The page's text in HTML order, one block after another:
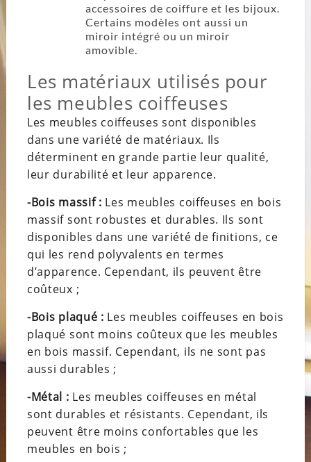
accessoires de coiffure et les bijoux.
Certains modèles ont aussi un
miroir intégré ou un miroir
amovible.
Les matériaux utilisés pour
les meubles coiffeuses
Les meubles coiffeuses sont disponibles
dans une variété de matériaux. Ils
déterminent en grande partie leur qualité,
leur durabilité et leur apparence.
-Bois massif : Les meubles coiffeuses en bois
massif sont robustes et durables. Ils sont
disponibles dans une variété de finitions, ce
qui les rend polyvalents en termes
d’apparence. Cependant, ils peuvent être
coûteux ;
-Bois plaqué : Les meubles coiffeuses en bois
plaqué sont moins coûteux que les meubles
en bois massif. Cependant, ils ne sont pas
aussi durables ;
-Métal : Les meubles coiffeuses en métal
sont durables et résistants. Cependant, ils
peuvent être moins confortables que les
meubles en bois ;